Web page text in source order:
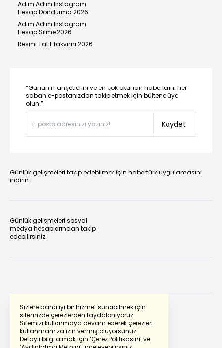
Sizlere daha iyi bir hizmet sunabilmek için
sitemizde çerezlerden faydalanıyoruz.
Sitemizi kullanmaya devam ederek çerezleri
kullanmamıza izin vermiş oluyorsunuz.
Detaylı bilgi almak için ‘Çerez Politikasını’ve
Adım Adım Instagram
Hesap Dondurma 2026
Adım Adım Instagram
Hesap Silme 2026
Resmi Tatil Takvimi 2026
“Günün manşetlerini ve en çok okunan haberlerini her
sabah e-postanızdan takip etmek için bültene üye
olun.”
Kaydet
Günlük gelişmeleri takip edebilmek için habertürk uygulamasını
indirin
Günlük gelişmeleri sosyal
medya hesaplarından takip
edebilirsiniz.
Powered by Translate